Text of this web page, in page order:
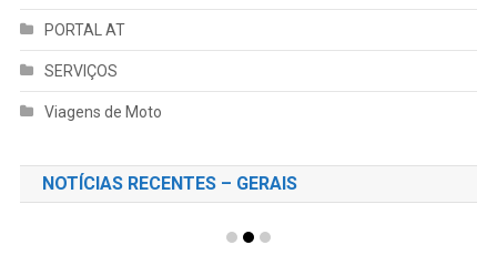
PORTAL AT
SERVIÇOS
Viagens de Moto
NOTÍCIAS RECENTES – GERAIS